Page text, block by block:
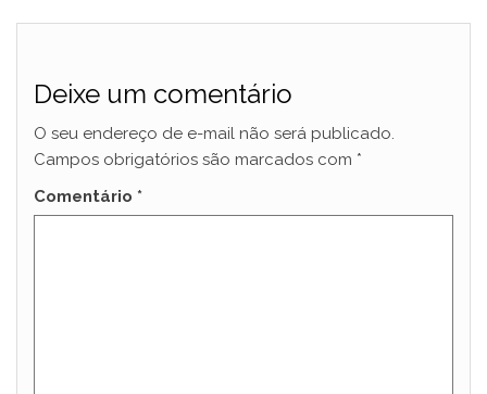
Deixe um comentário
O seu endereço de e-mail não será publicado.
Campos obrigatórios são marcados com *
Comentário *